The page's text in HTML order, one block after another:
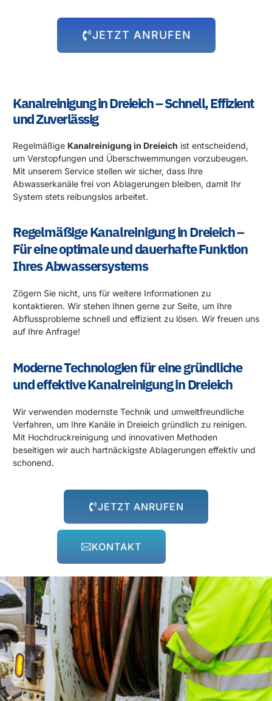
JETZT ANRUFEN
Kanalreinigung in Dreieich – Schnell, Effizient
und Zuverlässig
Regelmäßige Kanalreinigung in Dreieich ist entscheidend,
um Verstopfungen und Überschwemmungen vorzubeugen.
Mit unserem Service stellen wir sicher, dass Ihre
Abwasserkanäle frei von Ablagerungen bleiben, damit Ihr
System stets reibungslos arbeitet.
Regelmäßige Kanalreinigung in Dreieich –
Für eine optimale und dauerhafte Funktion
Ihres Abwassersystems
Zögern Sie nicht, uns für weitere Informationen zu
kontaktieren. Wir stehen Ihnen gerne zur Seite, um Ihre
Abflussprobleme schnell und effizient zu lösen. Wir freuen uns
auf Ihre Anfrage!
Moderne Technologien für eine gründliche
und effektive Kanalreinigung in Dreieich
Wir verwenden modernste Technik und umweltfreundliche
Verfahren, um Ihre Kanäle in Dreieich gründlich zu reinigen.
Mit Hochdruckreinigung und innovativen Methoden
beseitigen wir auch hartnäckigste Ablagerungen effektiv und
schonend.
JETZT ANRUFEN
KONTAKT